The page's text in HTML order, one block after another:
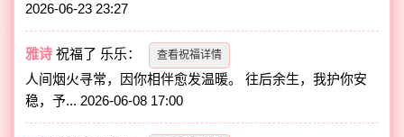
2026-06-23 23:27
雅诗 祝福了 乐乐： 查看祝福详情
人间烟火寻常，因你相伴愈发温暖。 往后余生，我护你安
稳，予... 2026-06-08 17:00